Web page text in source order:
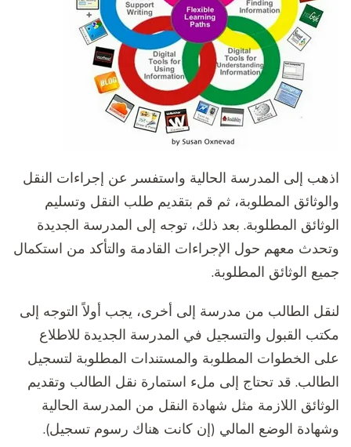
اذهب إلى المدرسة الحالية واستفسر عن إجراءات النقل
والوثائق المطلوبة، ثم قم بتقديم طلب النقل وتسليم
الوثائق المطلوبة. بعد ذلك، توجه إلى المدرسة الجديدة
وتحدث معهم حول الإجراءات القادمة والتأكد من استكمال
جميع الوثائق المطلوبة.
لنقل الطالب من مدرسة إلى أخرى، يجب أولاً التوجه إلى
مكتب القبول والتسجيل في المدرسة الجديدة للاطلاع
على الخطوات المطلوبة والمستندات المطلوبة لتسجيل
الطالب. قد تحتاج إلى ملء استمارة نقل الطالب وتقديم
الوثائق اللازمة مثل شهادة النقل من المدرسة الحالية
وشهادة الوضع المالي (إن كانت هناك رسوم تسجيل).